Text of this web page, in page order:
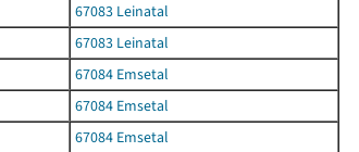
67083 Leinatal
67083 Leinatal
67084 Emsetal
67084 Emsetal
67084 Emsetal